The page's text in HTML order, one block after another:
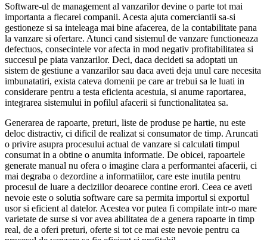
Software-ul de management al vanzarilor devine o parte tot mai
importanta a fiecarei companii. Acesta ajuta comerciantii sa-si
gestioneze si sa inteleaga mai bine afacerea, de la contabilitate pana
la vanzare si ofertare. Atunci cand sistemul de vanzare functioneaza
defectuos, consecintele vor afecta in mod negativ profitabilitatea si
succesul pe piata vanzarilor. Deci, daca decideti sa adoptati un
sistem de gestiune a vanzarilor sau daca aveti deja unul care necesita
imbunatatiri, exista cateva domenii pe care ar trebui sa le luati in
considerare pentru a testa eficienta acestuia, si anume raportarea,
integrarea sistemului in pofilul afacerii si functionalitatea sa.
Generarea de rapoarte, preturi, liste de produse pe hartie, nu este
deloc distractiv, ci dificil de realizat si consumator de timp. Aruncati
o privire asupra procesului actual de vanzare si calculati timpul
consumat in a obtine o anumita informatie. De obicei, rapoartele
generate manual nu ofera o imagine clara a performantei afacerii, ci
mai degraba o dezordine a informatiilor, care este inutila pentru
procesul de luare a deciziilor deoarece contine erori. Ceea ce aveti
nevoie este o solutia software care sa permita importul si exportul
usor si eficient al datelor. Acestea vor putea fi compilate intr-o mare
varietate de surse si vor avea abilitatea de a genera rapoarte in timp
real, de a oferi preturi, oferte si tot ce mai este nevoie pentru ca